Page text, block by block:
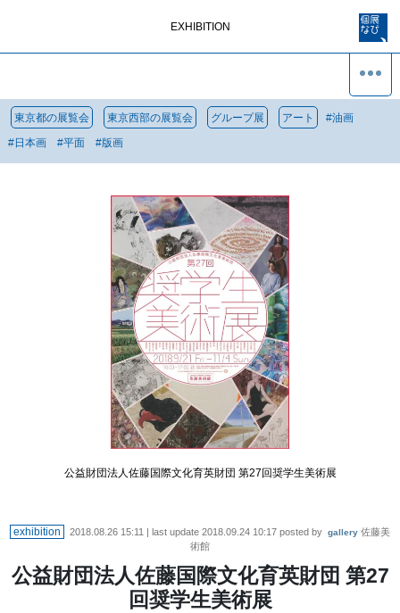
EXHIBITION
東京都の展覧会 東京西部の展覧会 グループ展 アート #油画
#日本画 #平面 #版画
公益財団法人佐藤国際文化育英財団 第27回奨学生美術展
exhibition 2018.08.26 15:11 | last update 2018.09.24 10:17 posted by gallery 佐藤美
術館
公益財団法人佐藤国際文化育英財団 第27
回奨学生美術展